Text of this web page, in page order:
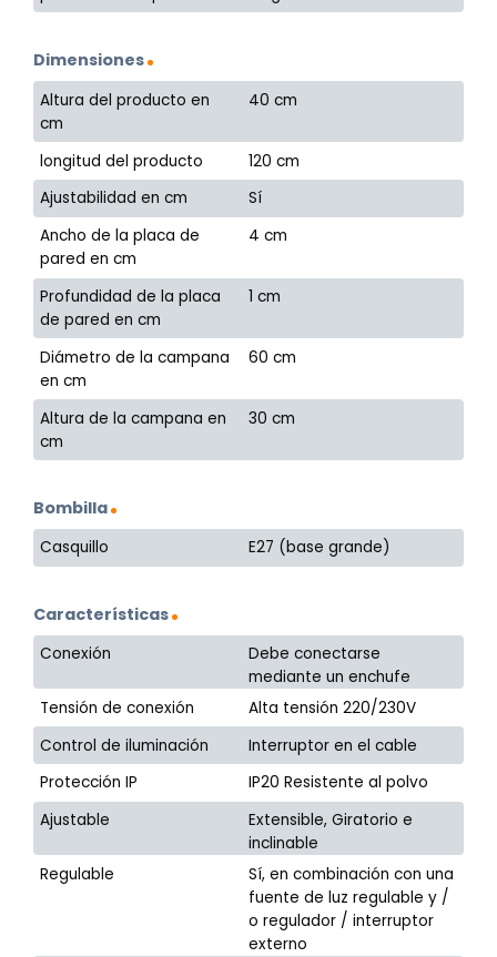
Dimensiones
Altura del producto en
cm
40 cm
longitud del producto
120 cm
Ajustabilidad en cm
Sí
Ancho de la placa de
pared en cm
4 cm
Profundidad de la placa
de pared en cm
1 cm
Diámetro de la campana
en cm
60 cm
Altura de la campana en
cm
30 cm
Bombilla
Casquillo E27 (base grande)
Características
Conexión
Debe conectarse
mediante un enchufe
Tensión de conexión
Alta tensión 220/230V
Control de iluminación
Interruptor en el cable
Protección IP
IP20 Resistente al polvo
Ajustable
Extensible, Giratorio e
inclinable
Regulable
Sí, en combinación con una
fuente de luz regulable y /
o regulador / interruptor
externo